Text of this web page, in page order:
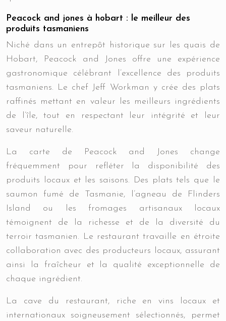
Peacock and jones à hobart : le meilleur des
produits tasmaniens
Niché dans un entrepôt historique sur les quais de
Hobart, Peacock and Jones offre une expérience
gastronomique célébrant l’excellence des produits
tasmaniens. Le chef Jeff Workman y crée des plats
raffinés mettant en valeur les meilleurs ingrédients
de l’île, tout en respectant leur intégrité et leur
saveur naturelle.
La carte de Peacock and Jones change
fréquemment pour refléter la disponibilité des
produits locaux et les saisons. Des plats tels que le
saumon fumé de Tasmanie, l’agneau de Flinders
Island ou les fromages artisanaux locaux
témoignent de la richesse et de la diversité du
terroir tasmanien. Le restaurant travaille en étroite
collaboration avec des producteurs locaux, assurant
ainsi la fraîcheur et la qualité exceptionnelle de
chaque ingrédient.
La cave du restaurant, riche en vins locaux et
internationaux soigneusement sélectionnés, permet